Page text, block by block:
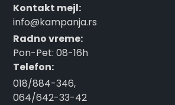
Kontakt mejl:
info@kampanja.rs
Radno vreme:
Pon-Pet: 08-16h
Telefon:
018/884-346,
064/642-33-42